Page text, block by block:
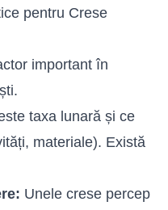
pentru Crese
important în
taxa lunară și ce
materiale). Există
Unele crese percep